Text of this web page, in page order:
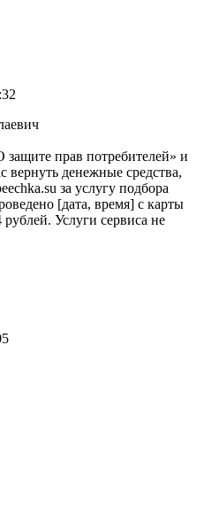
прав потребителей» и
денежные средства,
за услугу подбора
[дата, время] с карты
Услуги сервиса не